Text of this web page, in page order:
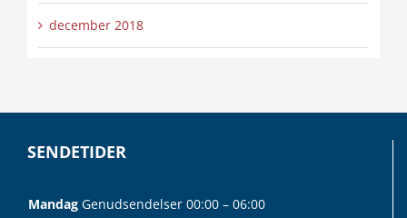
december 2018
SENDETIDER
Mandag Genudsendelser 00:00 – 06:00